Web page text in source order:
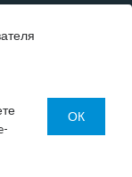
время
у
ОК